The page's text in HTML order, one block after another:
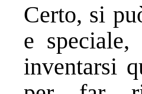
Certo, si
e
inventarsi